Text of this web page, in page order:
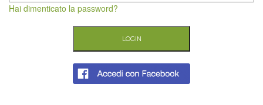
Hai dimenticato la password?